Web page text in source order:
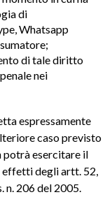
di
Whatsapp
di tale diritto
nei
espressamente
caso previsto
potrà esercitare il
effetti degli artt. 52,
n. 206 del 2005.